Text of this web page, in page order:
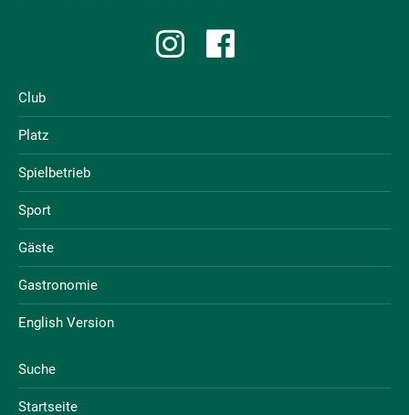
Club
Platz
Spielbetrieb
Sport
Gäste
Gastronomie
English Version
Suche
Startseite